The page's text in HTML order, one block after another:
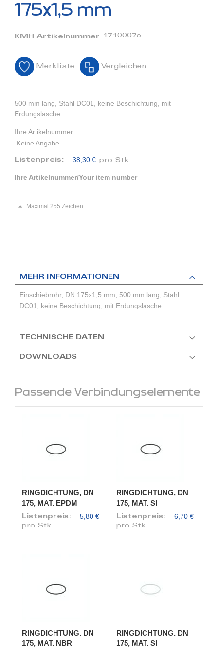
springen
175x1,5 mm
KMH Artikelnummer 1710007e
Merkliste Vergleichen
500 mm lang, Stahl DC01, keine Beschichtung, mit
Erdungslasche
Ihre Artikelnummer:
Keine Angabe
Listenpreis: 38,30 € pro Stk
Ihre Artikelnummer/Your item number
Maximal 255 Zeichen
MEHR INFORMATIONEN
Einschiebrohr, DN 175x1,5 mm, 500 mm lang, Stahl
DC01, keine Beschichtung, mit Erdungslasche
TECHNISCHE DATEN
DOWNLOADS
Passende Verbindungselemente
RINGDICHTUNG, DN
175, MAT. EPDM
Listenpreis: 5,80 €
pro Stk
RINGDICHTUNG, DN
175, MAT. SI
Listenpreis: 6,70 €
pro Stk
RINGDICHTUNG, DN
175, MAT. NBR
RINGDICHTUNG, DN
175, MAT. SI